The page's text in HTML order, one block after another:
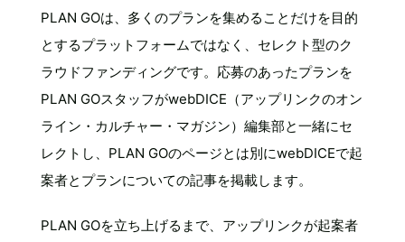
PLAN GOは、多くのプランを集めることだけを目的
とするプラットフォームではなく、セレクト型のク
ラウドファンディングです。応募のあったプランを
PLAN GOスタッフがwebDICE（アップリンクのオン
ライン・カルチャー・マガジン）編集部と一緒にセ
レクトし、PLAN GOのページとは別にwebDICEで起
案者とプランについての記事を掲載します。
PLAN GOを立ち上げるまで、アップリンクが起案者